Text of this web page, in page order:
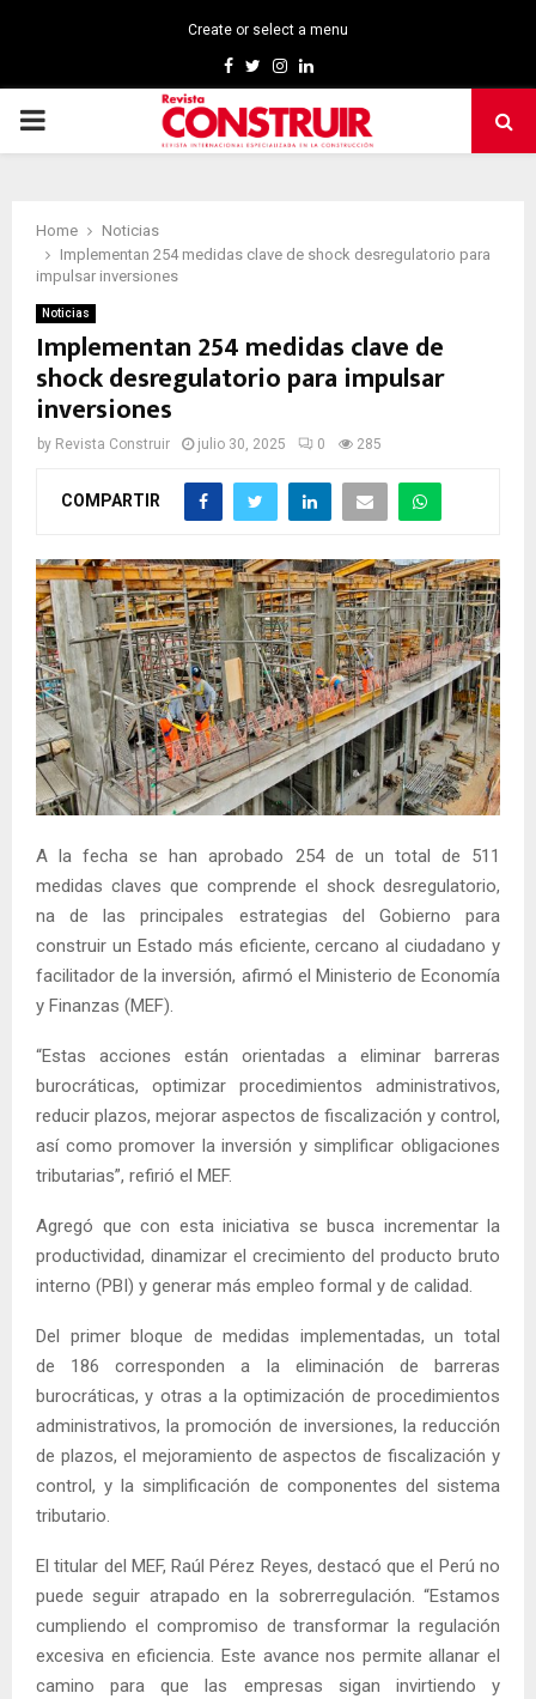
Create or select a menu
Facebook
TwitterInstagram
Linkedin
PRIMARY
Home
Noticias
Implementan 254 medidas clave de shock desregulatorio para
impulsar inversiones
Noticias
Implementan 254 medidas clave de
shock desregulatorio para impulsar
inversiones
by Revista Construir julio 30, 2025 0 285
COMPARTIR
A la fecha se han aprobado 254 de un total de 511
medidas claves que comprende el shock desregulatorio,
na de las principales estrategias del Gobierno para
construir un Estado más eficiente, cercano al ciudadano y
facilitador de la inversión, afirmó el Ministerio de Economía
y Finanzas (MEF).
“Estas acciones están orientadas a eliminar barreras
burocráticas, optimizar procedimientos administrativos,
reducir plazos, mejorar aspectos de fiscalización y control,
así como promover la inversión y simplificar obligaciones
tributarias”, refirió el MEF.
Agregó que con esta iniciativa se busca incrementar la
productividad, dinamizar el crecimiento del producto bruto
interno (PBI) y generar más empleo formal y de calidad.
Del primer bloque de medidas implementadas, un total
de 186 corresponden a la eliminación de barreras
burocráticas, y otras a la optimización de procedimientos
administrativos, la promoción de inversiones, la reducción
de plazos, el mejoramiento de aspectos de fiscalización y
control, y la simplificación de componentes del sistema
tributario.
El titular del MEF, Raúl Pérez Reyes, destacó que el Perú no
puede seguir atrapado en la sobrerregulación. “Estamos
cumpliendo el compromiso de transformar la regulación
excesiva en eficiencia. Este avance nos permite allanar el
camino para que las empresas sigan invirtiendo y